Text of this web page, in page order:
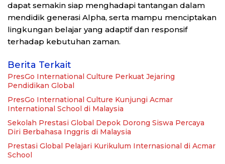
dapat semakin siap menghadapi tantangan dalam
mendidik generasi Alpha, serta mampu menciptakan
lingkungan belajar yang adaptif dan responsif
terhadap kebutuhan zaman.
Berita Terkait
PresGo International Culture Perkuat Jejaring
Pendidikan Global
PresGo International Culture Kunjungi Acmar
International School di Malaysia
Sekolah Prestasi Global Depok Dorong Siswa Percaya
Diri Berbahasa Inggris di Malaysia
Prestasi Global Pelajari Kurikulum Internasional di Acmar
School